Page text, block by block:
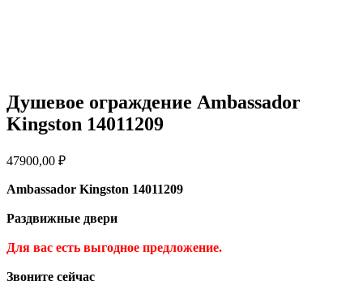
Душевое ограждение Ambassador
Kingston 14011209
47900,00 ₽
Ambassador Kingston 14011209
Раздвижные двери
Для вас есть выгодное предложение.
Звоните сейчас